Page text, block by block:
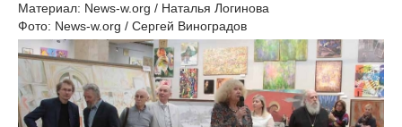
Материал: News-w.org / Наталья Логинова
Фото: News-w.org / Сергей Виноградов